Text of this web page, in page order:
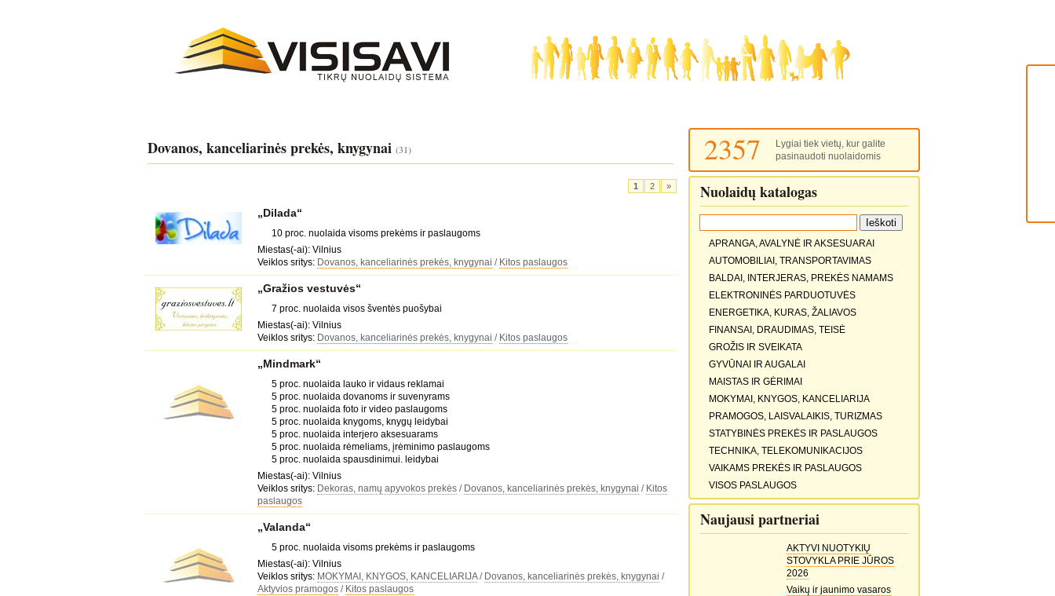
Dovanos, kanceliarinės prekės, knygynai (31)
1 2 »
„Dilada“
10 proc. nuolaida visoms prekėms ir paslaugoms
Miestas(-ai): Vilnius
Veiklos sritys: Dovanos, kanceliarinės prekės, knygynai / Kitos paslaugos
„Gražios vestuvės“
7 proc. nuolaida visos šventės puošybai
Miestas(-ai): Vilnius
Veiklos sritys: Dovanos, kanceliarinės prekės, knygynai / Kitos paslaugos
„Mindmark“
5 proc. nuolaida lauko ir vidaus reklamai
5 proc. nuolaida dovanoms ir suvenyrams
5 proc. nuolaida foto ir video paslaugoms
5 proc. nuolaida knygoms, knygų leidybai
5 proc. nuolaida interjero aksesuarams
5 proc. nuolaida rėmeliams, įrėminimo paslaugoms
5 proc. nuolaida spausdinimui. leidybai
Miestas(-ai): Vilnius
Veiklos sritys: Dekoras, namų apyvokos prekės/ Dovanos, kanceliarinės prekės, knygynai / Kitos
paslaugos
„Valanda“
5 proc. nuolaida visoms prekėms ir paslaugoms
Miestas(-ai): Vilnius
Veiklos sritys: MOKYMAI, KNYGOS, KANCELIARIJA/ Dovanos, kanceliarinės prekės, knygynai /
Aktyvios pramogos/ Kitos paslaugos
2357
Lygiai tiek vietų, kur galite
pasinaudoti nuolaidomis
Nuolaidų katalogas
APRANGA, AVALYNĖ IR AKSESUARAI
AUTOMOBILIAI, TRANSPORTAVIMAS
BALDAI, INTERJERAS, PREKĖS NAMAMS
ELEKTRONINĖS PARDUOTUVĖS
ENERGETIKA, KURAS, ŽALIAVOS
FINANSAI, DRAUDIMAS, TEISĖ
GROŽIS IR SVEIKATA
GYVŪNAI IR AUGALAI
MAISTAS IR GĖRIMAI
MOKYMAI, KNYGOS, KANCELIARIJA
PRAMOGOS, LAISVALAIKIS, TURIZMAS
STATYBINĖS PREKĖS IR PASLAUGOS
TECHNIKA, TELEKOMUNIKACIJOS
VAIKAMS PREKĖS IR PASLAUGOS
VISOS PASLAUGOS
Naujausi partneriai
AKTYVI NUOTYKIŲ
STOVYKLA PRIE JŪROS
2026
Vaikų ir jaunimo vasaros